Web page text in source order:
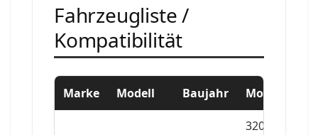
Fahrzeugliste /
Kompatibilität
Marke Modell Baujahr Motor
3201